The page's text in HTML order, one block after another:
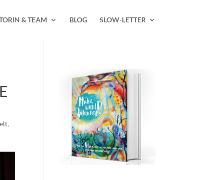
& TEAM BLOG SLOW-LETTER
,